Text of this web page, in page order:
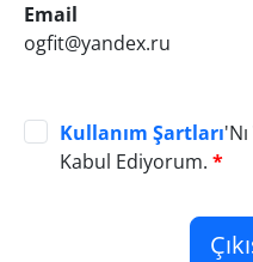
Email
ogfit@yandex.ru
Kullanım Şartları
Kabul Ediyorum.*